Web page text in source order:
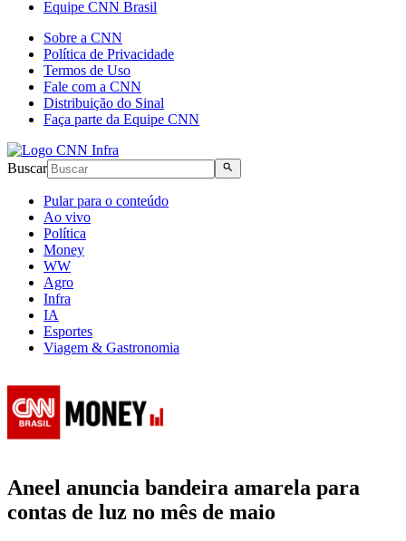
Equipe CNN Brasil
Sobre a CNN
Política de Privacidade
Termos de Uso
Fale com a CNN
Distribuição do Sinal
Faça parte da Equipe CNN
Buscar
Pular para o conteúdo
Ao vivo
Política
Money
WW
Agro
Infra
IA
Esportes
Viagem & Gastronomia
Aneel anuncia bandeira amarela para
contas de luz no mês de maio